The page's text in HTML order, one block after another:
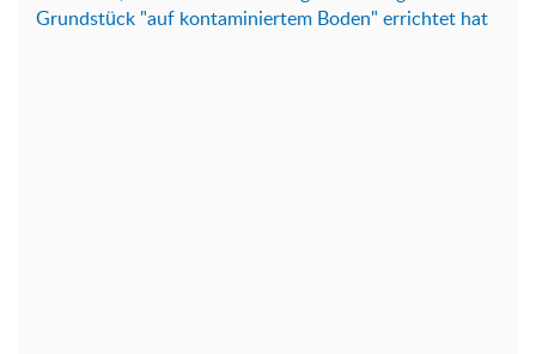
Grundstück "auf kontaminiertem Boden" errichtet hat